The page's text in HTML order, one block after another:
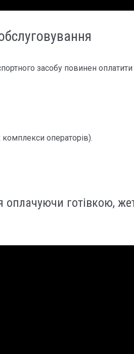
засобу повинен оплатити
операторів).
оплачуючи готівкою,